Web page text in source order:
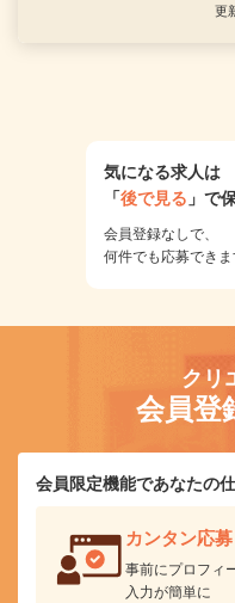
更
気になる求人は
「後で見る 」で
会員登録なしで、
何件でも応募できま
クリ
会員登
会員限定機能であなたの
カンタン応募
事前にプロフィ
入力が簡単に